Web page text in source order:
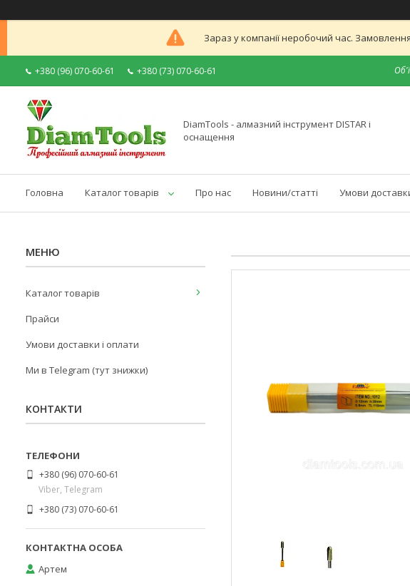
Зараз у компанії неробочий час.
+380 (96) 070-60-61 +380 (73) 070-60-61
DiamTools - алмазний інструмент DISTAR і
оснащення
Головна Каталог товарів Про нас Новини/статті Умови
Каталог товарів
Прайси
Умови доставки і оплати
Ми в Telegram (тут знижки)
КОНТАКТИ
+380 (96) 070-60-61
Viber, Telegram
+380 (73) 070-60-61
Артем